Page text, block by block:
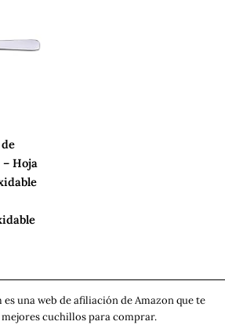
Hoja
una web de afiliación de Amazon que te
cuchillos para comprar.